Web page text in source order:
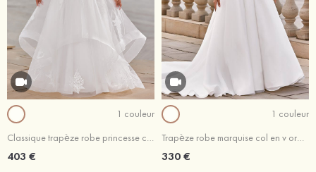
1 couleur
Classique trapèze robe princesse col en v tulle traîne balayage robe de mariée
403 €
1 couleur
Trapèze robe marquise col en v organza traîne cour robe de mariée
330 €